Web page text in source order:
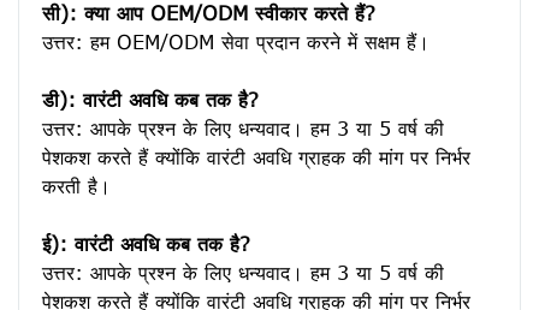
सी): क्या आप OEM/ODM स्वीकार करते हैं?
उत्तर: हम OEM/ODM सेवा प्रदान करने में सक्षम हैं।
डी): वारंटी अवधि कब तक है?
उत्तर: आपके प्रश्न के लिए धन्यवाद। हम 3 या 5 वर्ष की
पेशकश करते हैं क्योंकि वारंटी अवधि ग्राहक की मांग पर निर्भर
करती है।
ई): वारंटी अवधि कब तक है?
उत्तर: आपके प्रश्न के लिए धन्यवाद। हम 3 या 5 वर्ष की
पेशकश करते हैं क्योंकि वारंटी अवधि ग्राहक की मांग पर निर्भर